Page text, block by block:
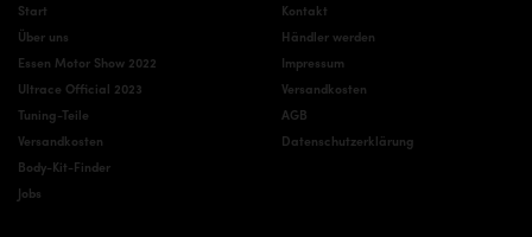
Start
Über uns
Essen Motor Show 2022
Ultrace Official 2023
Tuning-Teile
Versandkosten
Body-Kit-Finder
Jobs
Kontakt
Händler werden
Impressum
Versandkosten
AGB
Datenschutzerklärung